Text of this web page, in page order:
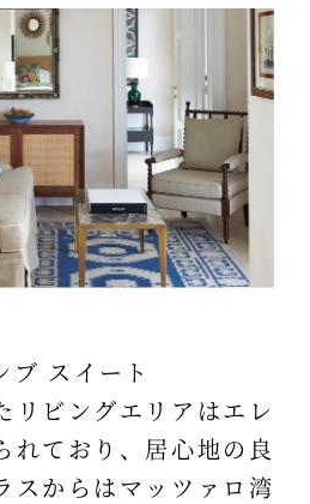
スイート
リビングエリアはエレ
れており、居心地の良
スからはマッツァロ湾